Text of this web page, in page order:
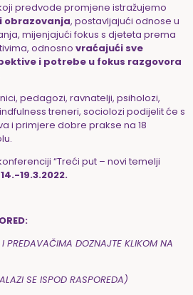
predvode promjene istražujemo
obrazovanja, postavljajući odnose u
mijenjajući fokus s djeteta prema
, odnosno vraćajući sve
i potrebe u fokus razgovora
pedagozi, ravnatelji, psiholozi,
treneri, sociolozi podijelit će s
i primjere dobre prakse na 18
“Treći put – novi temelji
14.-19.3.2022.
PREDAVAČIMA DOZNAJTE KLIKOM NA
SE ISPOD RASPOREDA)